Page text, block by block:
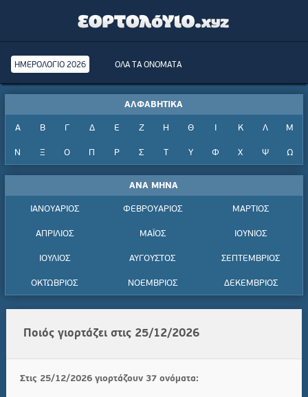
ΗΜΕΡΟΛΟΓΙΟ 2026 ΟΛΑ ΤΑ ΟΝΟΜΑΤΑ
ΑΛΦΑΒΗΤΙΚΑ
Α Β Γ Δ Ε Ζ Η Θ Κ Λ Μ
Ν Ξ Ο Π Ρ Σ Τ Υ Φ Χ Ψ Ω
ΑΝΑ ΜΗΝΑ
ΙΑΝΟΥΑΡΙΟΣ ΦΕΒΡΟΥΑΡΙΟΣ ΜΑΡΤΙΟΣ
ΑΠΡΙΛΙΟΣ ΜΑΪΟΣ ΙΟΥΝΙΟΣ
ΙΟΥΛΙΟΣ ΑΥΓΟΥΣΤΟΣ ΣΕΠΤΕΜΒΡΙΟΣ
ΟΚΤΩΒΡΙΟΣ ΝΟΕΜΒΡΙΟΣ ΔΕΚΕΜΒΡΙΟΣ
Ποιός γιορτάζει στις 25/12/2026
Στις 25/12/2026 γιορτάζουν 37 ονόματα: